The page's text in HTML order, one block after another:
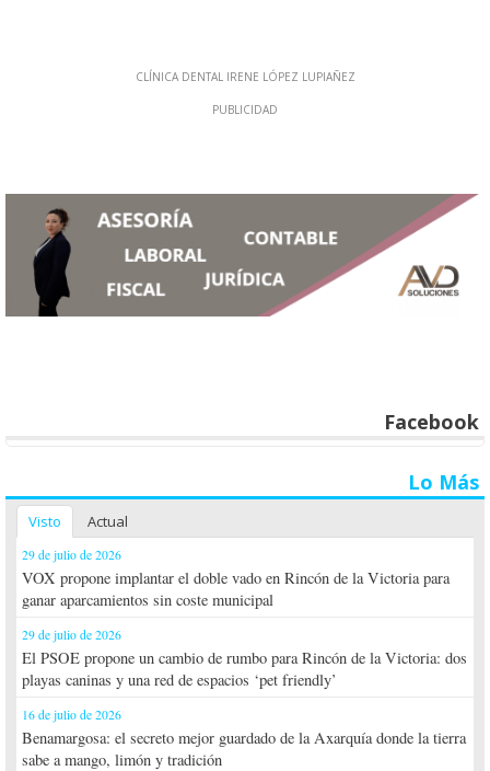
Facebook
Lo Más
Visto Actual
29 de julio de 2026
VOX propone implantar el doble vado en Rincón de la Victoria para
ganar aparcamientos sin coste municipal
29 de julio de 2026
El PSOE propone un cambio de rumbo para Rincón de la Victoria: dos
playas caninas y una red de espacios ‘pet friendly’
16 de julio de 2026
Benamargosa: el secreto mejor guardado de la Axarquía donde la tierra
sabe a mango, limón y tradición